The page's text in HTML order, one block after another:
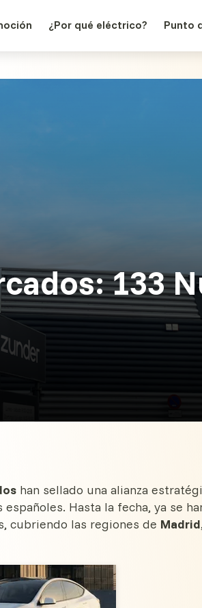
¿Por qué eléctrico? Punto
133
han sellado una alianza
Hasta la fecha, ya se
cubriendo las regiones de